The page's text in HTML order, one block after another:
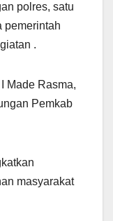
polres, satu
pemerintah
.
Made Rasma,
Pemkab
masyarakat